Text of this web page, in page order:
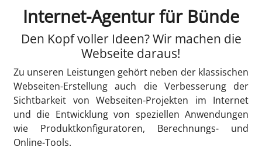
Internet-Agentur für Bünde
Den Kopf voller Ideen? Wir machen die
Webseite daraus!
Zu unseren Leistungen gehört neben der klassischen
Webseiten-Erstellung auch die Verbesserung der
Sichtbarkeit von Webseiten-Projekten im Internet
und die Entwicklung von speziellen Anwendungen
wie Produktkonfiguratoren, Berechnungs- und
Online-Tools.